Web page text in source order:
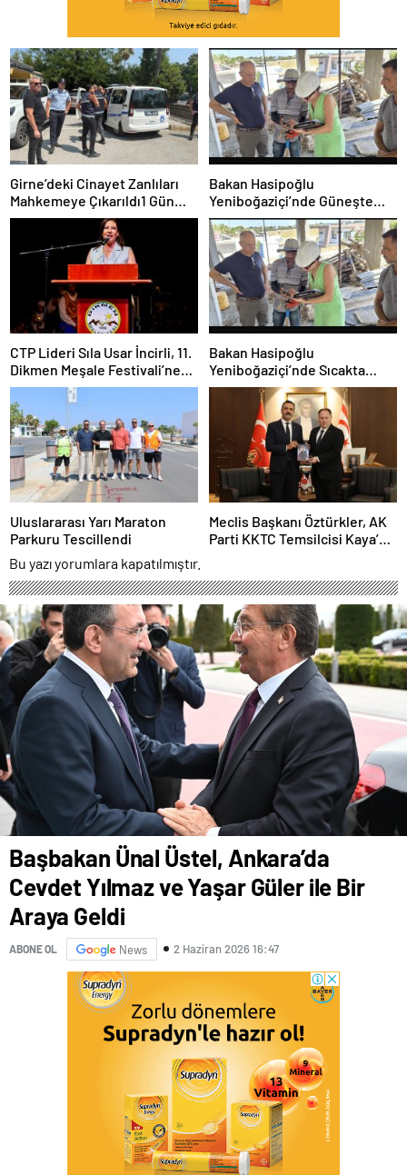
Girne’deki Cinayet Zanlıları
Mahkemeye Çıkarıldı1 Gün
Tutukluluk Kararı
Bakan Hasipoğlu
Yeniboğaziçi’nde Güneşte
Çalışma Yasağı Denetimlerine
Katıldı
CTP Lideri Sıla Usar İncirli, 11.
Dikmen Meşale Festivali’ne
Katıldı
Bakan Hasipoğlu
Yeniboğaziçi’nde Sıcakta
Çalışma Yasağı Denetimlerine
Uluslararası Yarı Maraton
Parkuru Tescillendi
Meclis Başkanı Öztürkler, AK
Parti KKTC Temsilcisi Kaya’yı
Bu yazı yorumlara kapatılmıştır.
Başbakan Ünal Üstel, Ankara’da
Cevdet Yılmaz ve Yaşar Güler ile Bir
Araya Geldi
ABONE OL News 2 Haziran 2026 16:47